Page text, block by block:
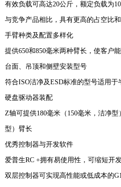
有效负载可高达20公斤，额定负载为
与竞争产品相比，具有更高的占空比
手臂种类及配置多样化
提供650和850毫米两种臂长，使客户
台面、吊顶和侧壁安装型号
符合ISO洁净及ESD标准的型号适用
硬盘驱动器装配
Z轴可提供180毫米（150毫米，洁净
型）臂长
优秀控制器与开发软件
爱普生RC +拥有易使用性，可缩短开
双层控制器可实现高性能或低成本的